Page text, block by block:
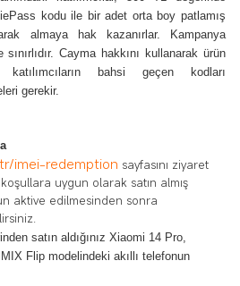
kodu ile bir adet orta boy patlamış
almaya hak kazanırlar. Kampanya
Cayma hakkını kullanarak ürün
bahsi geçen kodları
gerekir.
imei-redemption sayfasını ziyaret
uygun olarak satın almış
aktive edilmesinden sonra
satın aldığınız Xiaomi 14 Pro,
Flip modelindeki akıllı telefonun